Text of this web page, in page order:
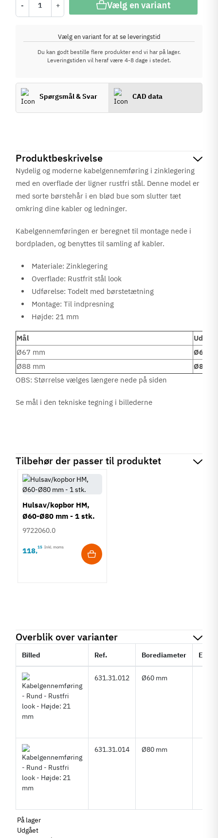
Produktbeskrivelse
Nydelig og moderne kabelgennemføring i zinklegering
med en overflade der ligner rustfri stål. Denne model er
med sorte børstehår i en blød bue som slutter tæt
omkring dine kabler og ledninger.
Kabelgennemføringen er beregnet til montage nede i
bordpladen, og benyttes til samling af kabler.
Materiale: Zinklegering
Overflade: Rustfrit stål look
Udførelse: Todelt med børstetætning
Montage: Til indpresning
Højde: 21 mm
Mål
Ø67 mm
Ø60
Ø88 mm
Ø80
OBS: Størrelse vælges længere nede på siden
Se mål i den tekniske tegning i billederne
Tilbehør der passer til produktet
Hulsav/kopbor HM,
Ø60-Ø80 mm - 1 stk.
9722060.0
118,15 Inkl. moms
Overblik over varianter
Billed Ref. Borediameter
631.31.012 Ø60 mm
631.31.014 Ø80 mm
På lager
Udgået
- + Vælg en variant
Vælg en variant for at se leveringstid
Du kan godt bestille flere produkter end vi har på lager.
Leveringstiden vil heraf være 4-8 dage i stedet.
Spørgsmål & Svar CAD data